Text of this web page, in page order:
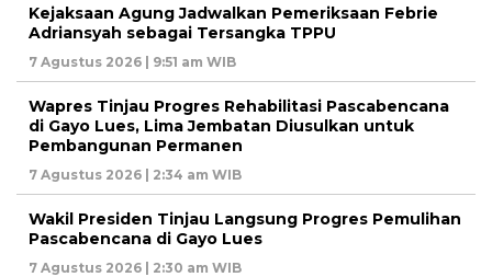
Kejaksaan Agung Jadwalkan Pemeriksaan Febrie
Adriansyah sebagai Tersangka TPPU
7 Agustus 2026 | 9:51 am WIB
Wapres Tinjau Progres Rehabilitasi Pascabencana
di Gayo Lues, Lima Jembatan Diusulkan untuk
Pembangunan Permanen
7 Agustus 2026 | 2:34 am WIB
Wakil Presiden Tinjau Langsung Progres Pemulihan
Pascabencana di Gayo Lues
7 Agustus 2026 | 2:30 am WIB